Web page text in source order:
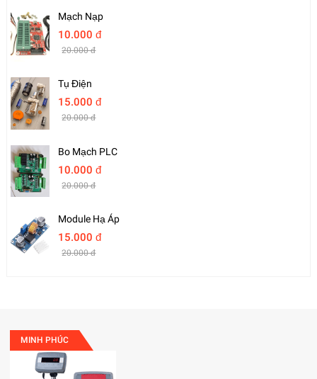
Mạch Nạp
10.000 đ
20.000 đ
Tụ Điện
15.000 đ
20.000 đ
Bo Mạch PLC
10.000 đ
20.000 đ
Module Hạ Áp
15.000 đ
20.000 đ
MINH PHÚC